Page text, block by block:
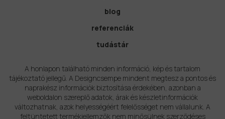
blog
referenciák
tudástár
A honlapon található minden információ, kép és tartalom
tájékoztató jellegű. A Designcsempe mindent megtesz a pontos és
naprakész információk biztosítása érdekében, azonban a
weboldalon szereplő adatok, árak és készletinformációk
változhatnak, azok helyességéért felelősséget nem vállalunk. A
feltüntetett termékjellemzők nem minősülnek szerződéses